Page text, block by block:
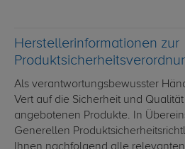
Herstellerinformationen zur
Als verantwortungsbewusster
Vert auf die Sicherheit und
angebotenen Produkte. In
Generellen